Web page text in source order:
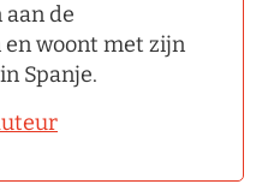
aan de
woont met zijn
Spanje.